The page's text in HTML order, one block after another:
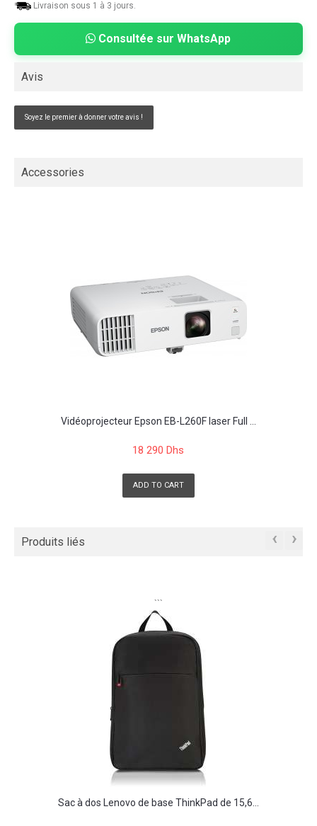
Livraison sous 1 à 3 jours.
Consultée sur WhatsApp
Avis
Soyez le premier à donner votre avis !
Accessories
Vidéoprojecteur Epson EB-L260F laser Full ...
18 290 Dhs
ADD TO CART
Produits liés ‹ ›
```
Sac à dos Lenovo de base ThinkPad de 15,6...